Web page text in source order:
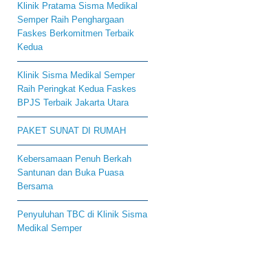
Klinik Pratama Sisma Medikal
Semper Raih Penghargaan
Faskes Berkomitmen Terbaik
Kedua
Klinik Sisma Medikal Semper
Raih Peringkat Kedua Faskes
BPJS Terbaik Jakarta Utara
PAKET SUNAT DI RUMAH
Kebersamaan Penuh Berkah
Santunan dan Buka Puasa
Bersama
Penyuluhan TBC di Klinik Sisma
Medikal Semper